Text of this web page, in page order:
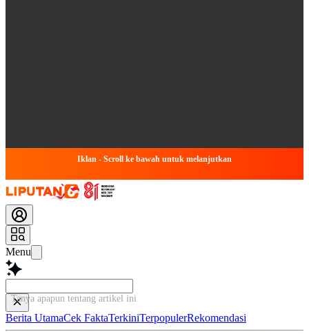
Iklan - Scroll ke bawah untuk melanjutkan
Menu
Tanya apapun tentang artikel ini...
Berita UtamaCek FaktaTerkiniTerpopulerRekomendasi